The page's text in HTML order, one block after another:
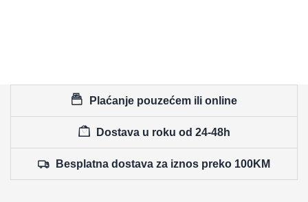
Plaćanje pouzećem ili online
Dostava u roku od 24-48h
Besplatna dostava za iznos preko 100KM